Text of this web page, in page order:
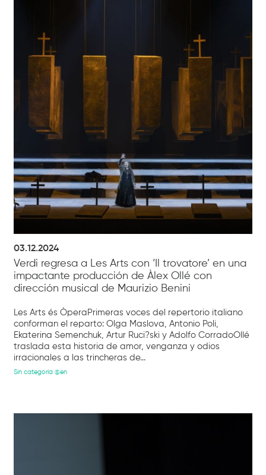
03.12.2024
Verdi regresa a Les Arts con ‘Il trovatore’ en una
impactante producción de Àlex Ollé con
dirección musical de Maurizio Benini
Les Arts és ÒperaPrimeras voces del repertorio italiano
conforman el reparto: Olga Maslova, Antonio Poli,
Ekaterina Semenchuk, Artur Ruci?ski y Adolfo CorradoOllé
traslada esta historia de amor, venganza y odios
irracionales a las trincheras de...
Sin categoría @en